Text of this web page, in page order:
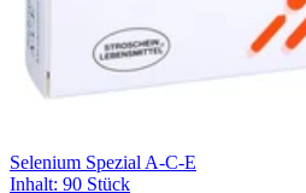
Selenium Spezial A-C-E
Inhalt: 90 Stück